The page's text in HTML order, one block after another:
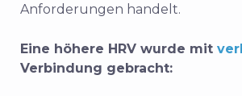
Anforderungen handelt.
Eine höhere HRV wurde mit
Verbindung gebracht: